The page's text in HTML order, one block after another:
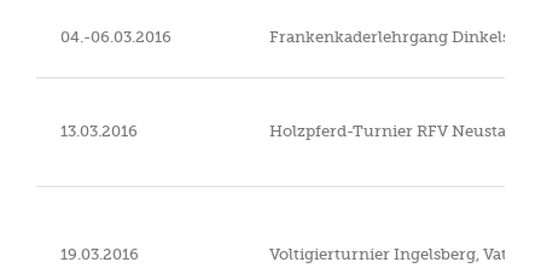
04.-06.03.2016 Frankenkaderlehrgang
13.03.2016 Holzpferd-Turnier RFV Neustadt
19.03.2016 Voltigierturnier Ingelsberg,